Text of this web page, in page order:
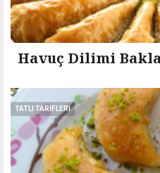
Havuç Dilimi
TATLI TARIFLERI